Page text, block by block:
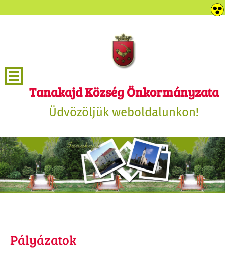
Tanakajd Község Önkormányzata
Üdvözöljük weboldalunkon!
Pályázatok